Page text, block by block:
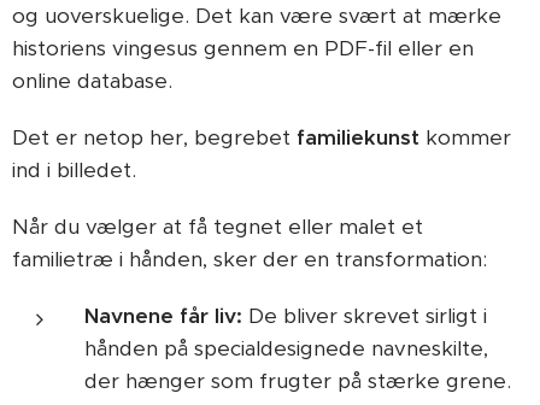
og uoverskuelige. Det kan være svært at mærke
historiens vingesus gennem en PDF-fil eller en
online database.
Det er netop her, begrebet familiekunst kommer
ind i billedet.
Når du vælger at få tegnet eller malet et
familietræ i hånden, sker der en transformation:
Navnene får liv: De bliver skrevet sirligt i
hånden på specialdesignede navneskilte,
der hænger som frugter på stærke grene.